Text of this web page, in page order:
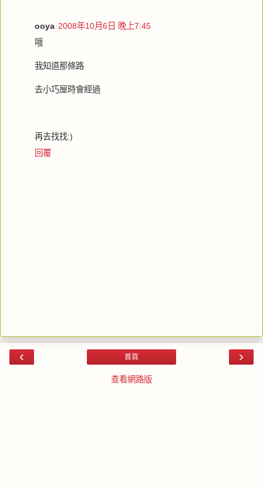
ooya 2008年10月6日 晚上7:45
哦
我知道那條路
去小巧屋時會經過
再去找找:)
回覆
‹ ›
首頁
查看網路版